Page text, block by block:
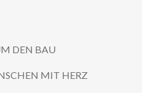
DEN BAU
MIT HERZ